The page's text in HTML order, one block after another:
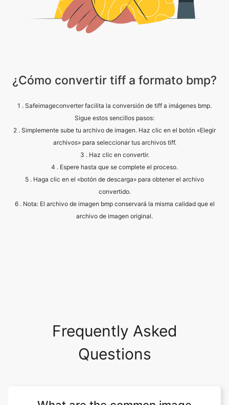
¿Cómo convertir tiff a formato bmp?
Sigue estos sencillos pasos:
2 . Simplemente sube tu archivo de imagen. Haz clic en el botón «Elegir
What are the common image
There are numerous image file types out